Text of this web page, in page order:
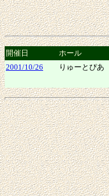
開催日 ホール
2001/10/26
りゅーとぴあ